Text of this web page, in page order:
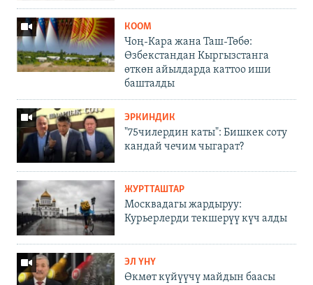
КООМ
Чоң-Кара жана Таш-Төбө:
Өзбекстандан Кыргызстанга
өткөн айылдарда каттоо иши
башталды
ЭРКИНДИК
"75чилердин каты": Бишкек соту
кандай чечим чыгарат?
ЖУРТТАШТАР
Москвадагы жардыруу:
Курьерлерди текшерүү күч алды
ЭЛ ҮНҮ
Өкмөт күйүүчү майдын баасы